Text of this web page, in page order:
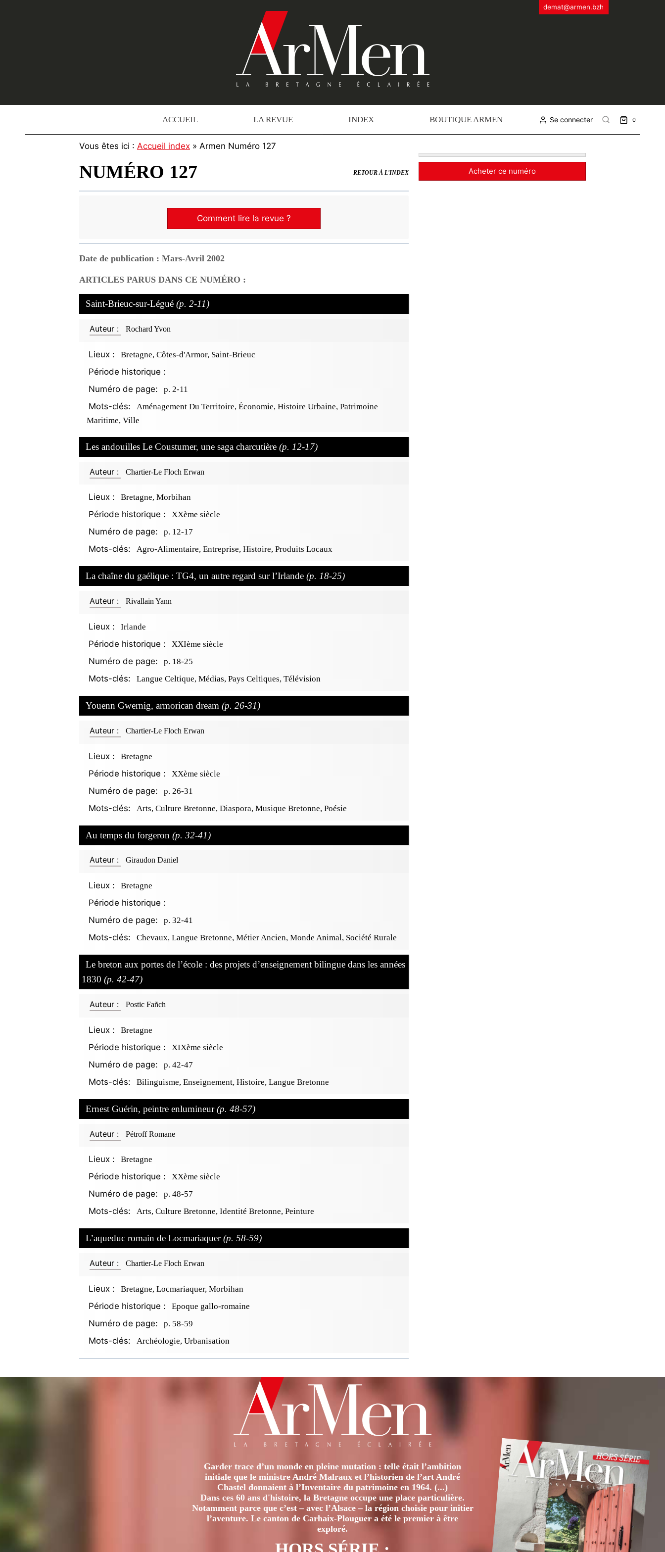
demat@armen.bzh
ACCUEIL LA REVUE INDEX BOUTIQUE ARMEN Se connecter 0
Vous êtes ici : Accueil index » Armen Numéro 127
NUMÉRO 127 RETOUR À L'INDEX
Comment lire la revue ?
Date de publication : Mars-Avril 2002
ARTICLES PARUS DANS CE NUMÉRO :
Saint-Brieuc-sur-Légué (p. 2-11)
Auteur : Rochard Yvon
Lieux : Bretagne, Côtes-d'Armor, Saint-Brieuc
Période historique :
Numéro de page:
p. 2-11
Mots-clés:
Aménagement Du Territoire, Économie, Histoire Urbaine, Patrimoine
Maritime, Ville
Les andouilles Le Coustumer, une saga charcutière (p. 12-17)
Auteur : Chartier-Le Floch Erwan
Lieux : Bretagne, Morbihan
Période historique : XXème siècle
Numéro de page: p. 12-17
Mots-clés: Agro-Alimentaire, Entreprise, Histoire, Produits Locaux
La chaîne du gaélique : TG4, un autre regard sur l’Irlande (p. 18-25)
Auteur : Rivallain Yann
Lieux : Irlande
Période historique : XXIème siècle
Numéro de page: p. 18-25
Mots-clés: Langue Celtique, Médias, Pays Celtiques, Télévision
Youenn Gwernig, armorican dream (p. 26-31)
Auteur : Chartier-Le Floch Erwan
Lieux : Bretagne
Période historique : XXème siècle
Numéro de page: p. 26-31
Mots-clés: Arts, Culture Bretonne, Diaspora, Musique Bretonne, Poésie
Au temps du forgeron (p. 32-41)
Auteur : Giraudon Daniel
Lieux : Bretagne
Période historique :
Numéro de page:
p. 32-41
Mots-clés: Chevaux, Langue Bretonne, Métier Ancien, Monde Animal, Société Rurale
Le breton aux portes de l’école : des projets d’enseignement bilingue dans les années
1830 (p. 42-47)
Auteur : Postic Fañch
Lieux : Bretagne
Période historique : XIXème siècle
Numéro de page: p. 42-47
Mots-clés: Bilinguisme, Enseignement, Histoire, Langue Bretonne
Ernest Guérin, peintre enlumineur(p. 48-57)
Auteur : Pétroff Romane
Lieux : Bretagne
Période historique : XXème siècle
Numéro de page: p. 48-57
Mots-clés: Arts, Culture Bretonne, Identité Bretonne, Peinture
L’aqueduc romain de Locmariaquer(p. 58-59)
Auteur : Chartier-Le Floch Erwan
Lieux : Bretagne, Locmariaquer, Morbihan
Période historique : Epoque gallo-romaine
Numéro de page: p. 58-59
Mots-clés: Archéologie, Urbanisation
Acheter ce numéro
Garder trace d’un monde en pleine mutation : telle était l’ambition
initiale que le ministre André Malraux et l’historien de l’art André
Chastel donnaient à l’Inventaire du patrimoine en 1964. (...)
Dans ces 60 ans d'histoire, la Bretagne occupe une place particulière.
Notamment parce que c’est – avec l’Alsace – la région choisie pour initier
l’aventure. Le canton de Carhaix-Plouguer a été le premier à être
exploré.